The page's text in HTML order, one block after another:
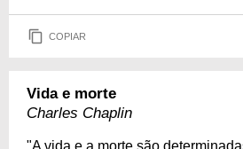
COPIAR
Vida e morte
Charles Chaplin
"A vida e a morte são